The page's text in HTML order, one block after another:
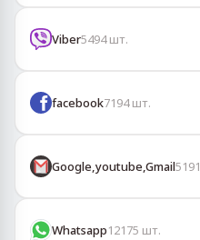
Viber5494шт.
facebook7194шт.
Google,youtube,Gmail5191
Whatsapp12175 шт.